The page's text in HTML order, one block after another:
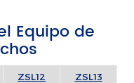
Equipo de
ZSL12 ZSL13